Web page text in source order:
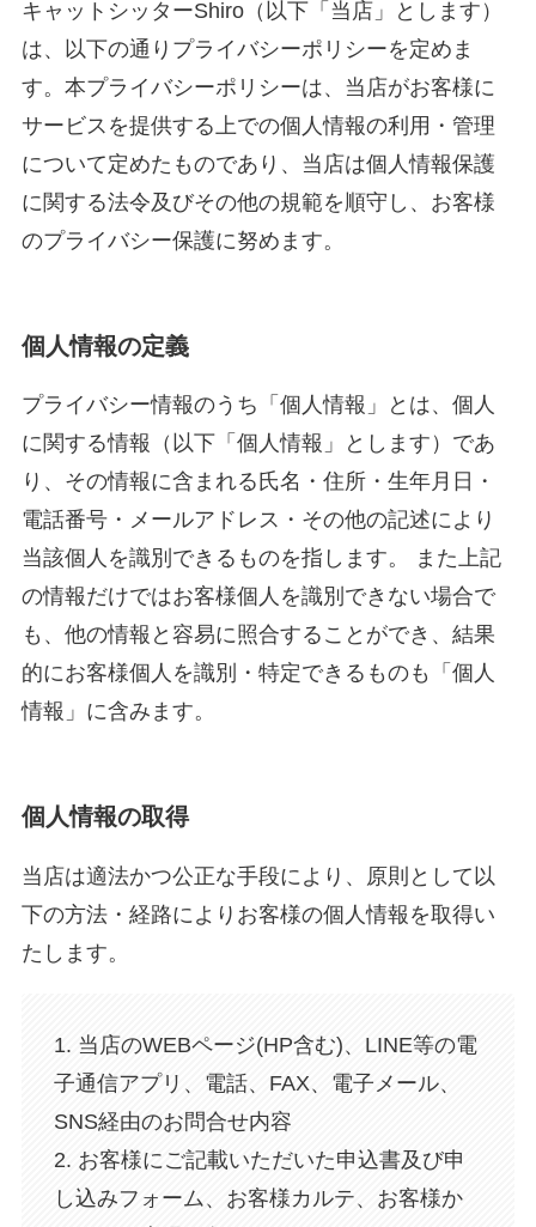
キャットシッターShiro（以下「当店」とします）
は、以下の通りプライバシーポリシーを定めま
す。本プライバシーポリシーは、当店がお客様に
サービスを提供する上での個人情報の利用・管理
について定めたものであり、当店は個人情報保護
に関する法令及びその他の規範を順守し、お客様
のプライバシー保護に努めます。
個人情報の定義
プライバシー情報のうち「個人情報」とは、個人
に関する情報（以下「個人情報」とします）であ
り、その情報に含まれる氏名・住所・生年月日・
電話番号・メールアドレス・その他の記述により
当該個人を識別できるものを指します。 また上記
の情報だけではお客様個人を識別できない場合で
も、他の情報と容易に照合することができ、結果
的にお客様個人を識別・特定できるものも「個人
情報」に含みます。
個人情報の取得
当店は適法かつ公正な手段により、原則として以
下の方法・経路によりお客様の個人情報を取得い
たします。
1. 当店のWEBページ(HP含む)、LINE等の電
子通信アプリ、電話、FAX、電子メール、
SNS経由のお問合せ内容
2. お客様にご記載いただいた申込書及び申
し込みフォーム、お客様カルテ、お客様か